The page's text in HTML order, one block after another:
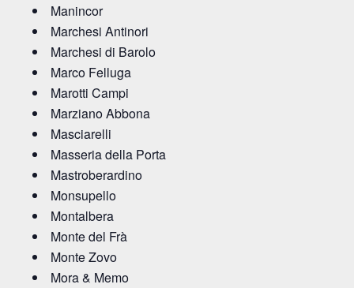
Manincor
Marchesi Antinori
Marchesi di Barolo
Marco Felluga
Marotti Campi
Marziano Abbona
Masciarelli
Masseria della Porta
Mastroberardino
Monsupello
Montalbera
Monte del Frà
Monte Zovo
Mora & Memo